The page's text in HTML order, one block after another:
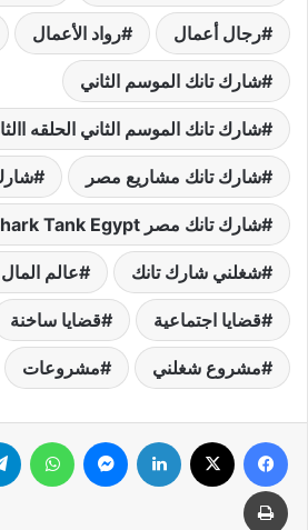
رجال أعمال رواد الأعمال
شارك تانك الموسم الثاني
شارك تانك الموسم الثاني الحلقه
شارك تانك مشاريع مصر
شارك تانك مصر Shark Tank Egypt
شغلني شارك تانك عالم
قضايا اجتماعية قضايا ساخنة
مشروع شغلني مشروعات
فيسبوك لينكدإن ماسنجر
طباعة